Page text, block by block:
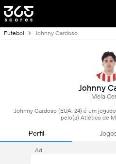
Futebol Johnny Cardoso
Johnny
Meia
Johnny Cardoso (EUA, 24) é um
pelo(a) Atlético de
Perfil
Ad